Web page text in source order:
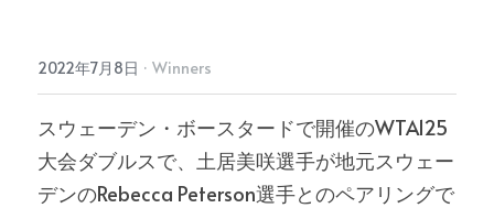
2022年7月8日 · Winners
スウェーデン・ボースタードで開催のWTA125
大会ダブルスで、土居美咲選手が地元スウェー
デンのRebecca Peterson選手とのペアリングで